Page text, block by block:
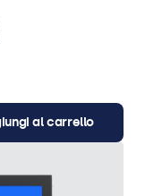
al carrello